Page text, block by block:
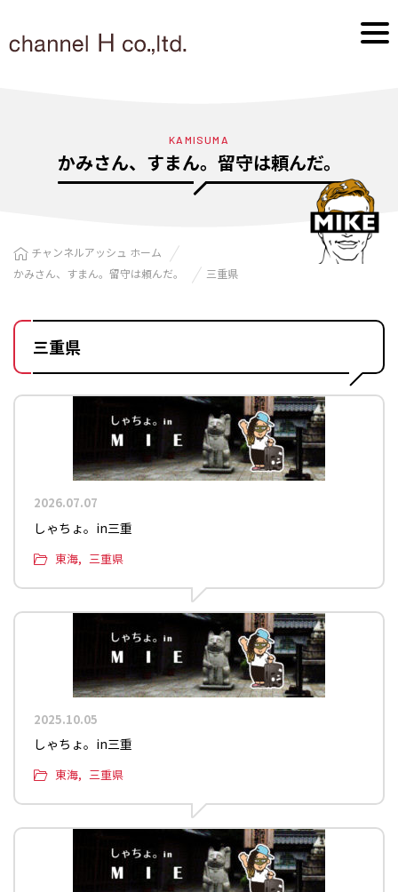
KAMISUMA
かみさん、すまん。留守は頼んだ。
チャンネルアッシュ ホーム
かみさん、すまん。留守は頼んだ。
三重県
三重県
2026.07.07
しゃちょ。in三重
東海 三重県
2025.10.05
しゃちょ。in三重
東海 三重県